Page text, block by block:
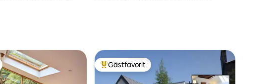
Populär gästfavorit
Gästfavorit